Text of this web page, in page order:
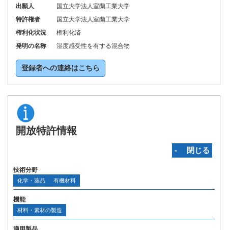
出願人
国立大学法人室蘭工業大学
特許権者
国立大学法人室蘭工業大学
権利化状況
権利化済
発明の名称
湿度感受性を有する混合物
登録者への連絡はこちら
開放特許情報
‐ 閉じる
技術分野
化学・薬品 有機材料
機能
材料・素材の製造